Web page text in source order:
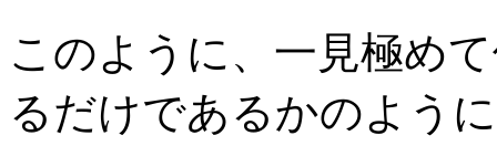
このように、一見極め
るだけであるかのよう